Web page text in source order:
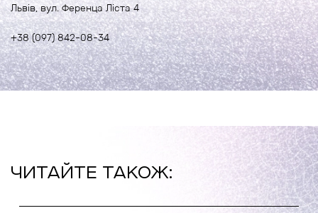
Львів, вул. Ференца Ліста 4
+38 (097) 842-08-34
ЧИТАЙТЕ ТАКОЖ: